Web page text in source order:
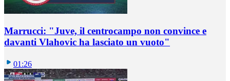
Marrucci: "Juve, il centrocampo non convince e
davanti Vlahovic ha lasciato un vuoto"
01:26